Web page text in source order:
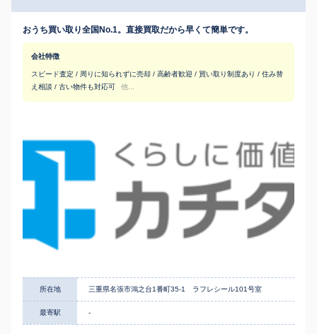
おうち買い取り全国No.1。直接買取だから早くて簡単です。
会社特徴
スピード査定 / 周りに知られずに売却 / 高齢者歓迎 / 買い取り制度あり / 住み替
え相談 / 古い物件も対応可
他...
所在地 三重県名張市鴻之台1番町35-1 ラフレシール101号室
最寄駅 -